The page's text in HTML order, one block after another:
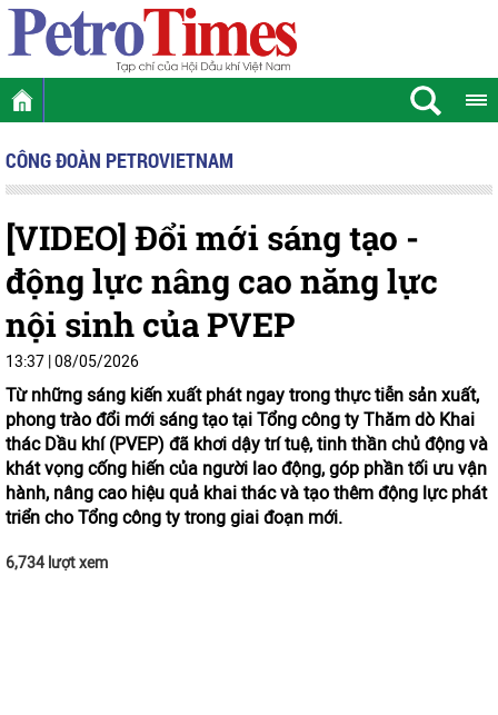
CÔNG ĐOÀN PETROVIETNAM
[VIDEO] Đổi mới sáng tạo -
động lực nâng cao năng lực
nội sinh của PVEP
13:37 | 08/05/2026
Từ những sáng kiến xuất phát ngay trong thực tiễn sản xuất,
phong trào đổi mới sáng tạo tại Tổng công ty Thăm dò Khai
thác Dầu khí (PVEP) đã khơi dậy trí tuệ, tinh thần chủ động và
khát vọng cống hiến của người lao động, góp phần tối ưu vận
hành, nâng cao hiệu quả khai thác và tạo thêm động lực phát
triển cho Tổng công ty trong giai đoạn mới.
6,734 lượt xem